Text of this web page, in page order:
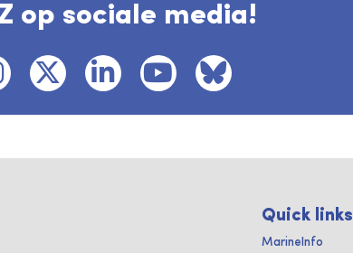
op sociale media!
Quick links
MarineInfo